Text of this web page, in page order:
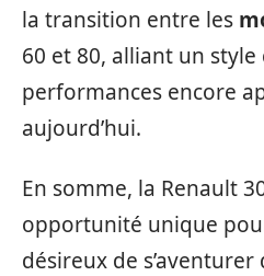
la transition entre les
60 et 80, alliant un style
performances encore
aujourd’hui.
En somme, la Renault
opportunité unique
désireux de